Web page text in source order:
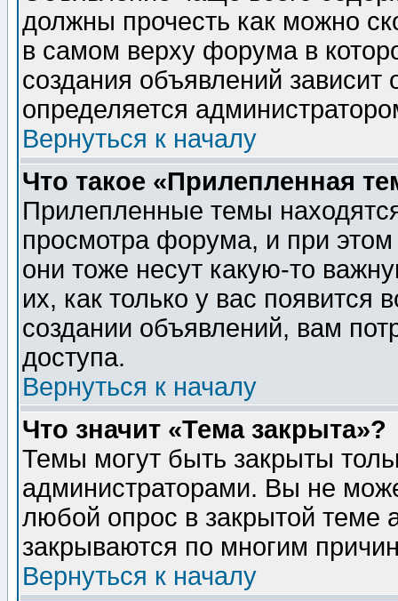
должны прочесть как можно
в самом верху форума в
создания объявлений зависит
определяется
Вернуться к началу
Что такое «Прилепленная
Прилепленные темы
просмотра форума, и при
они тоже несут какую-то
их, как только у вас появится
создании объявлений, вам
доступа.
Вернуться к началу
Что значит «Тема закрыта»?
Темы могут быть закрыты
администраторами. Вы не
любой опрос в закрытой теме
закрываются по многим
Вернуться к началу